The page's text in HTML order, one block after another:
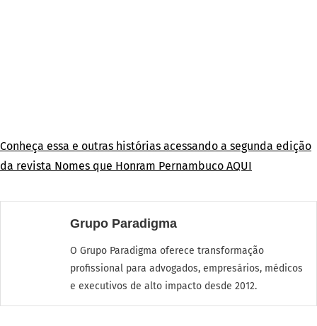
Conheça essa e outras histórias acessando a segunda edição
da revista Nomes que Honram Pernambuco AQUI
Grupo Paradigma
O Grupo Paradigma oferece transformação
profissional para advogados, empresários, médicos
e executivos de alto impacto desde 2012.